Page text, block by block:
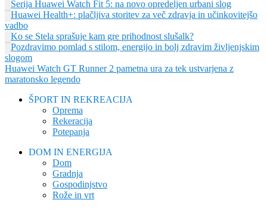
Serija Huawei Watch Fit 5: na novo opredeljen urbani slog
Huawei Health+: plačljiva storitev za več zdravja in učinkovitejšo
vadbo
Ko se Stela sprašuje kam gre prihodnost slušalk?
Pozdravimo pomlad s stilom, energijo in bolj zdravim življenjskim
slogom
Huawei Watch GT Runner 2 pametna ura za tek ustvarjena z
maratonsko legendo
ŠPORT IN REKREACIJA
Oprema
Rekeracija
Potepanja
DOM IN ENERGIJA
Dom
Gradnja
Gospodinjstvo
Rože in vrt